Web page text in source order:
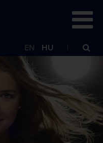
EN HU